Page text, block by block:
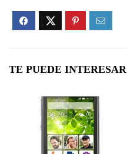
TE PUEDE INTERESAR